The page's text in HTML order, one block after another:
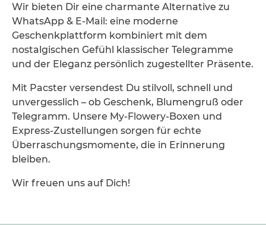
Wir bieten Dir eine charmante Alternative zu
WhatsApp & E-Mail: eine moderne
Geschenkplattform kombiniert mit dem
nostalgischen Gefühl klassischer Telegramme
und der Eleganz persönlich zugestellter Präsente.
Mit Pacster versendest Du stilvoll, schnell und
unvergesslich – ob Geschenk, Blumengruß oder
Telegramm. Unsere My-Flowery-Boxen und
Express-Zustellungen sorgen für echte
Überraschungsmomente, die in Erinnerung
bleiben.
Wir freuen uns auf Dich!